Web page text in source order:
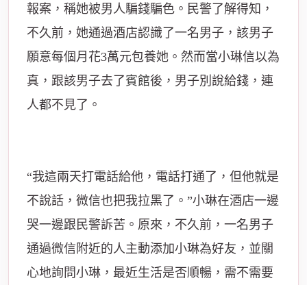
報案，稱她被男人騙錢騙色。民警了解得知，
不久前，她通過酒店認識了一名男子，該男子
願意每個月花3萬元包養她。然而當小琳信以為
真，跟該男子去了賓館後，男子別說給錢，連
人都不見了。
“我這兩天打電話給他，電話打通了，但他就是
不說話，微信也把我拉黑了。”小琳在酒店一邊
哭一邊跟民警訴苦。原來，不久前，一名男子
通過微信附近的人主動添加小琳為好友，並關
心地詢問小琳，最近生活是否順暢，需不需要